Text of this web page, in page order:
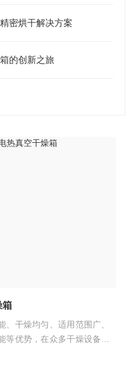
密烘干解决方案
的创新之旅
箱
干燥均匀、适用范围广、
优势，在众多干燥设备中